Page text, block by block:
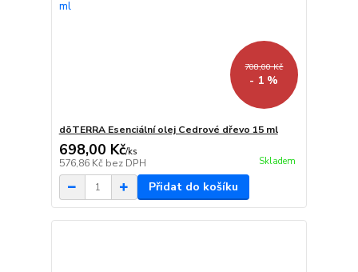
708,00 Kč
- 1 %
dōTERRA Esenciální olej Cedrové dřevo 15 ml
698,00 Kč/ks
576,86 Kč bez DPH Skladem
Přidat do košíku